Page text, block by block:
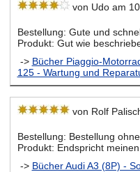
von Udo am
Bestellung: Gute und
Produkt: Gut wie
-> Bücher Piaggio-
125 - Wartung und
von Rolf
Bestellung: Bestellung
Produkt: Endspricht meinen
-> Bücher Audi A3 (8P) -